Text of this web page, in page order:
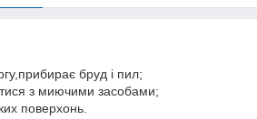
бруд і пил;
з миючими засобами;
поверхонь.